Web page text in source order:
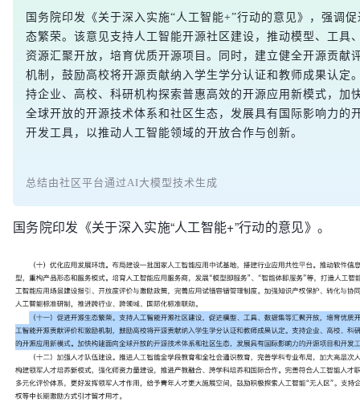
国务院印发《关于深入实施“人工智能+”行动的意见》，强调
态繁荣。该意见支持人工智能开源社区建设，推动模型、工具
资源汇聚开放，培育优质开源项目。同时，建立健全开源贡献
机制，鼓励高校将开源贡献纳入学生学分认证和教师成果认定
持企业、高校、科研机构探索普惠高效的开源应用新模式，加
全球开放的开源技术体系和社区生态，发展具有国际影响力的
开发工具，以推动人工智能领域的开放合作与创新。
总结由社区平台通过AI大模型技术生成
国务院印发《关于深入实施“人工智能+”行动的意见》。